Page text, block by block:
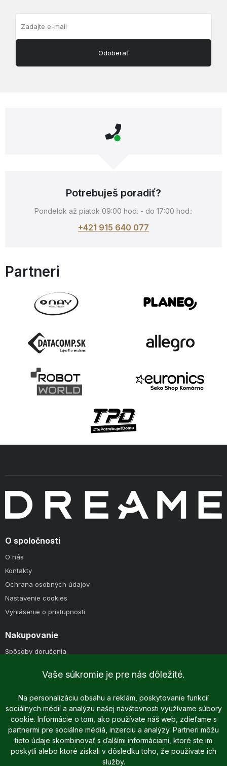
Odoberať
Potrebuješ poradiť?
Pondelok až piatok 09:00 hod. - do 17:00 hod.:
+421 915 640 077
Partneri
O spoločnosti
O nás
Kontakty
Ochrana osobných údajov
Nastavenie cookies
Vyhlásenie o prístupnosti
Nakupovanie
Spôsoby doručenia
Obchodné podmienky
Vaše súkromie je pre nás dôležité.
Na personalizáciu obsahu a reklám, poskytovanie funkcií
sociálnych médií a analýzu našej návštevnosti využívame súbory
cookie. Informácie o tom, ako používate náš web, zdieľame s
partnermi pre sociálne médiá, inzerciu a analýzy. Partneri môžu
tieto údaje skombinovať s ďalšími informáciami, ktoré ste im
poskytli alebo ktoré získali v dôsledku toho, že používate ich
služby.